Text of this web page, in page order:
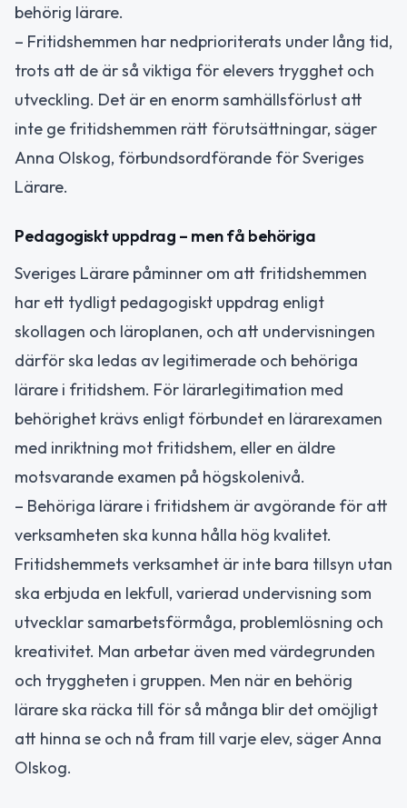
behörig lärare.
– Fritidshemmen har nedprioriterats under lång tid,
trots att de är så viktiga för elevers trygghet och
utveckling. Det är en enorm samhällsförlust att
inte ge fritidshemmen rätt förutsättningar, säger
Anna Olskog, förbundsordförande för Sveriges
Lärare.
Pedagogiskt uppdrag – men få behöriga
Sveriges Lärare påminner om att fritidshemmen
har ett tydligt pedagogiskt uppdrag enligt
skollagen och läroplanen, och att undervisningen
därför ska ledas av legitimerade och behöriga
lärare i fritidshem. För lärarlegitimation med
behörighet krävs enligt förbundet en lärarexamen
med inriktning mot fritidshem, eller en äldre
motsvarande examen på högskolenivå.
– Behöriga lärare i fritidshem är avgörande för att
verksamheten ska kunna hålla hög kvalitet.
Fritidshemmets verksamhet är inte bara tillsyn utan
ska erbjuda en lekfull, varierad undervisning som
utvecklar samarbetsförmåga, problemlösning och
kreativitet. Man arbetar även med värdegrunden
och tryggheten i gruppen. Men när en behörig
lärare ska räcka till för så många blir det omöjligt
att hinna se och nå fram till varje elev, säger Anna
Olskog.